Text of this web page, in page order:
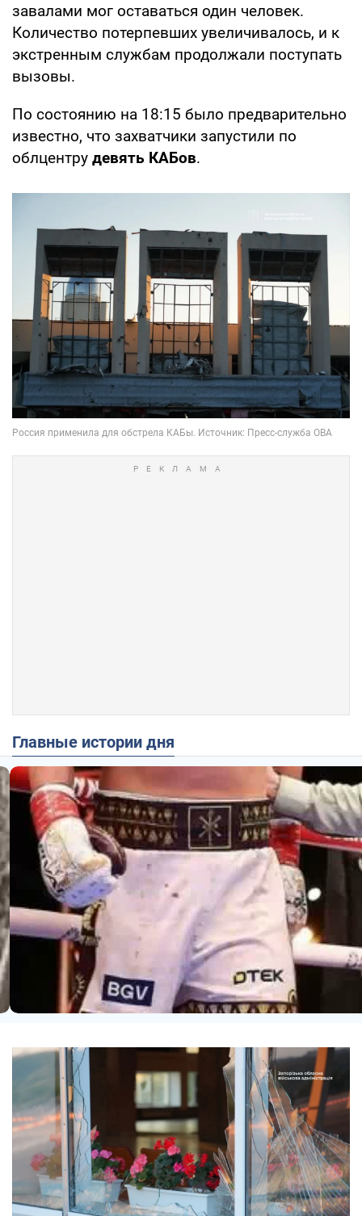
завалами мог оставаться один человек.
Количество потерпевших увеличивалось, и к
экстренным службам продолжали поступать
вызовы.
По состоянию на 18:15 было предварительно
известно, что захватчики запустили по
облцентру девять КАБов.
Главные истории дня